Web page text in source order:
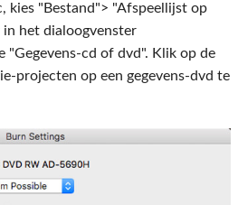
kies "Bestand"> "Afspeellijst op
in het dialoogvenster
"Gegevens-cd of dvd". Klik op de
projecten op een gegevens-dvd te